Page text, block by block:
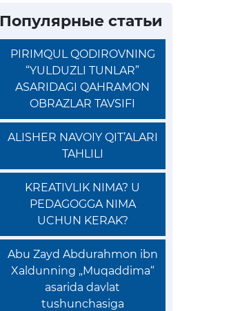
Популярные статьи
PIRIMQUL QODIROVNING
“YULDUZLI TUNLAR”
ASARIDAGI QAHRAMON
OBRAZLAR TAVSIFI
ALISHER NAVOIY QIT’ALARI
TAHLILI
KREATIVLIK NIMA? U
PEDAGOGGA NIMA
UCHUN KERAK?
Abu Zayd Abdurahmon ibn
Xaldunning „Muqaddima“
asarida davlat
tushunchasiga